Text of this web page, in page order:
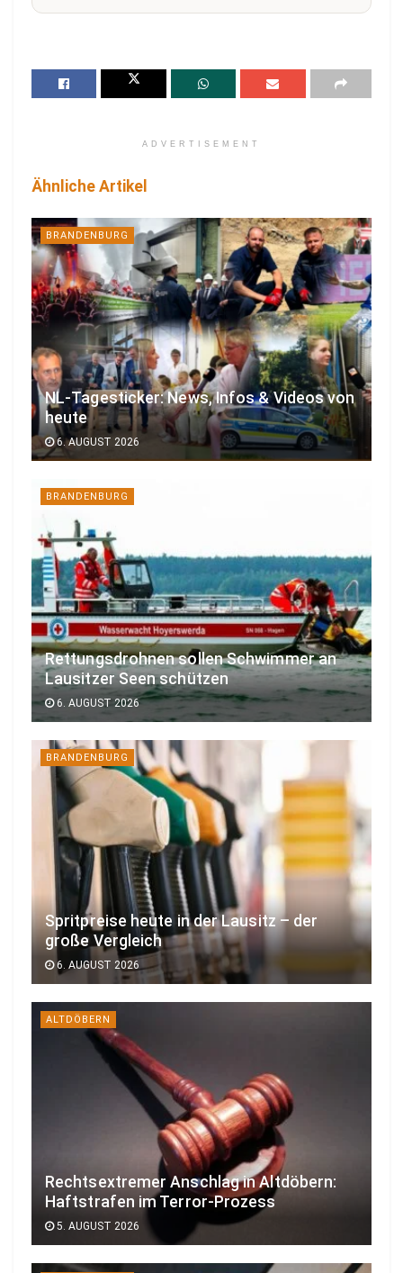
ADVERTISEMENT
Ähnliche Artikel
BRANDENBURG
NL-Tagesticker: News, Infos & Videos von
heute
6. AUGUST 2026
BRANDENBURG
Rettungsdrohnen sollen Schwimmer an
Lausitzer Seen schützen
6. AUGUST 2026
BRANDENBURG
Spritpreise heute in der Lausitz – der
große Vergleich
6. AUGUST 2026
ALTDÖBERN
Rechtsextremer Anschlag in Altdöbern:
Haftstrafen im Terror-Prozess
5. AUGUST 2026